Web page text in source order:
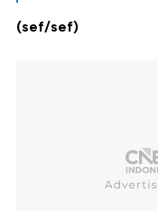
(sef/sef)